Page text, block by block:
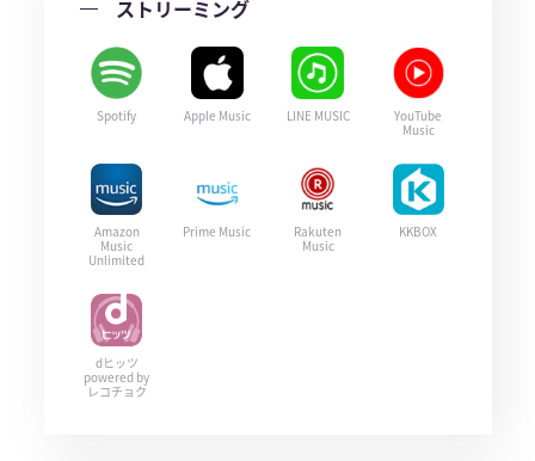
ストリーミング
Spotify Apple Music LINE MUSIC
YouTube
Music
Amazon
Music
Unlimited
Prime Music
Rakuten
Music
KKBOX
dヒッツ
powered by
レコチョク